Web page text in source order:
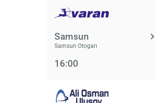
Samsun
Samsun Otogarı
16:00